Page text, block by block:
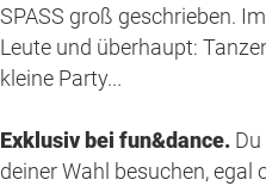
SPASS groß geschrieben.
Leute und überhaupt:
kleine Party...
Exklusiv bei fun&dance.
deiner Wahl besuchen, egal